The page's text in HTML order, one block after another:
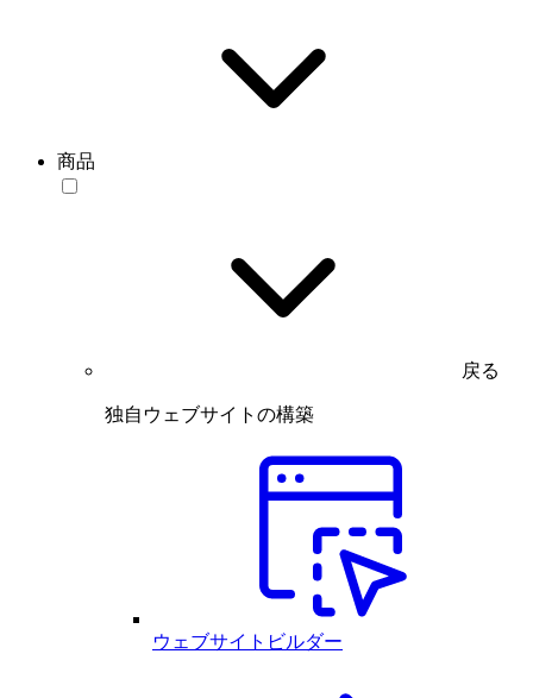
商品
戻る
独自ウェブサイトの構築
ウェブサイトビルダー